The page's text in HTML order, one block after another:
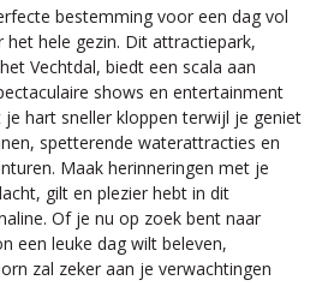
bestemming voor een dag vol
hele gezin. Dit attractiepark,
Vechtdal, biedt een scala aan
shows en entertainment
hart sneller kloppen terwijl je geniet
spetterende waterattracties en
Maak herinneringen met je
gilt en plezier hebt in dit
Of je nu op zoek bent naar
een leuke dag wilt beleven,
zal zeker aan je verwachtingen